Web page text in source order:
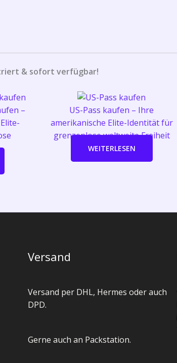
& sofort verfügbar!
–
US-Pass kaufen – Ihre
amerikanische Elite-Identität für
grenzenlose weltweite Freiheit
WEITERLESEN
Versand
Versand per DHL, Hermes oder auch
DPD.
Gerne auch an Packstation.